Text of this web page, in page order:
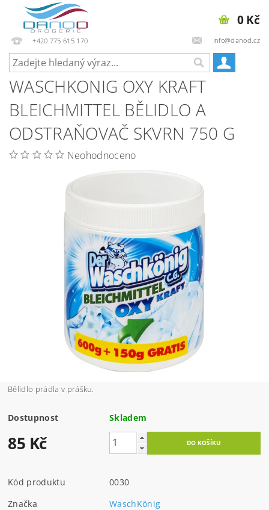
+420 775 615 170 info@danod.cz
0 Kč
WASCHKONIG OXY KRAFT
BLEICHMITTEL BĚLIDLO A
ODSTRAŇOVAČ SKVRN 750 G
Neohodnoceno
Bělidlo prádla v prášku.
Dostupnost Skladem
85 Kč
Kód produktu
0030
Značka
WaschKönig